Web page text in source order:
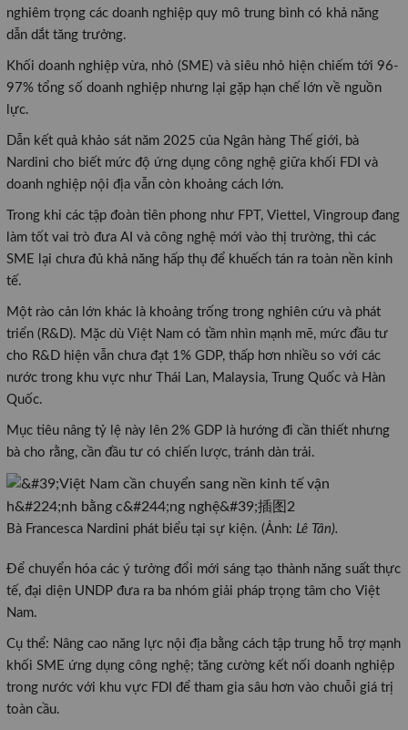
nghiêm trọng các doanh nghiệp quy mô trung bình có khả năng
dẫn dắt tăng trưởng.
Khối doanh nghiệp vừa, nhỏ (SME) và siêu nhỏ hiện chiếm tới 96-
97% tổng số doanh nghiệp nhưng lại gặp hạn chế lớn về nguồn
lực.
Dẫn kết quả khảo sát năm 2025 của Ngân hàng Thế giới, bà
Nardini cho biết mức độ ứng dụng công nghệ giữa khối FDI và
doanh nghiệp nội địa vẫn còn khoảng cách lớn.
Trong khi các tập đoàn tiên phong như FPT, Viettel, Vingroup đang
làm tốt vai trò đưa AI và công nghệ mới vào thị trường, thì các
SME lại chưa đủ khả năng hấp thụ để khuếch tán ra toàn nền kinh
tế.
Một rào cản lớn khác là khoảng trống trong nghiên cứu và phát
triển (R&D). Mặc dù Việt Nam có tầm nhìn mạnh mẽ, mức đầu tư
cho R&D hiện vẫn chưa đạt 1% GDP, thấp hơn nhiều so với các
nước trong khu vực như Thái Lan, Malaysia, Trung Quốc và Hàn
Quốc.
Mục tiêu nâng tỷ lệ này lên 2% GDP là hướng đi cần thiết nhưng
bà cho rằng, cần đầu tư có chiến lược, tránh dàn trải.
Bà Francesca Nardini phát biểu tại sự kiện. (Ảnh: Lê Tân).
Để chuyển hóa các ý tưởng đổi mới sáng tạo thành năng suất thực
tế, đại diện UNDP đưa ra ba nhóm giải pháp trọng tâm cho Việt
Nam.
Cụ thể: Nâng cao năng lực nội địa bằng cách tập trung hỗ trợ mạnh
khối SME ứng dụng công nghệ; tăng cường kết nối doanh nghiệp
trong nước với khu vực FDI để tham gia sâu hơn vào chuỗi giá trị
toàn cầu.